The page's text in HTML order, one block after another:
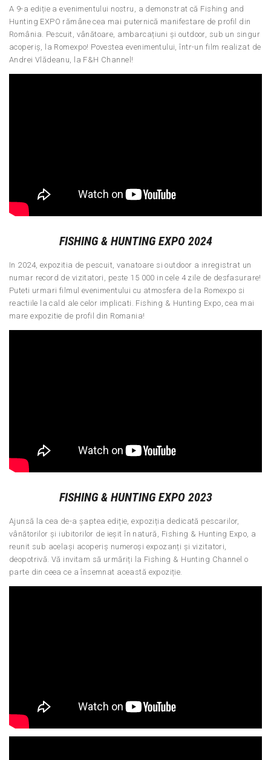
A 9-a ediție a evenimentului nostru, a demonstrat că Fishing and
Hunting EXPO rămâne cea mai puternică manifestare de profil din
România. Pescuit, vânătoare, ambarcațiuni și outdoor, sub un singur
acoperiș, la Romexpo! Povestea evenimentului, într-un film realizat de
Andrei Vlădeanu, la F&H Channel!
FISHING & HUNTING EXPO 2024
In 2024, expozitia de pescuit, vanatoare si outdoor a inregistrat un
numar record de vizitatori, peste 15 000 in cele 4 zile de desfasurare!
Puteti urmari filmul evenimentului cu atmosfera de la Romexpo si
reactiile la cald ale celor implicati. Fishing & Hunting Expo, cea mai
mare expozitie de profil din Romania!
FISHING & HUNTING EXPO 2023
Ajunsă la cea de-a șaptea ediție, expoziția dedicată pescarilor,
vânătorilor și iubitorilor de ieșit în natură, Fishing & Hunting Expo, a
reunit sub același acoperiș numeroși expozanți și vizitatori,
deopotrivă. Vă invitam să urmăriți la Fishing & Hunting Channel o
parte din ceea ce a însemnat această expoziție.